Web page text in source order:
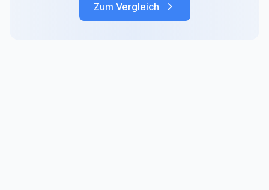
Zum Vergleich